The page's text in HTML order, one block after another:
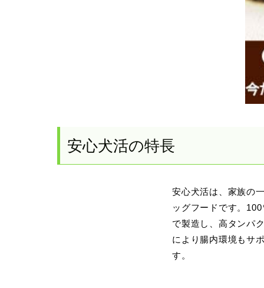
安心犬活の特長
安心犬活は、家族の
ッグフードです。
で製造し、高タンパ
により腸内環境もサ
す。